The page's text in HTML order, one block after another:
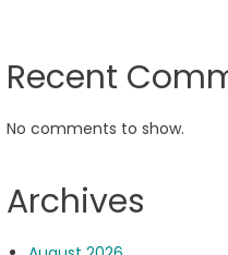
Recent
No comments to show.
Archives